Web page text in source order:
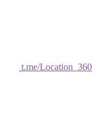
t.me/Location_360